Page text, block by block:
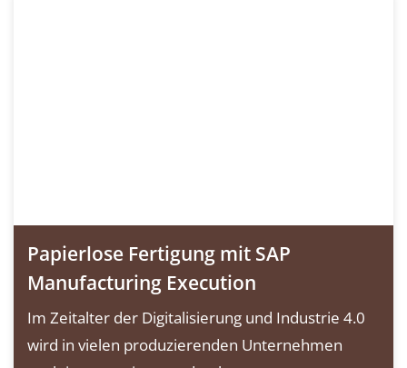
Papierlose Fertigung mit SAP
Manufacturing Execution
Im Zeitalter der Digitalisierung und Industrie 4.0
wird in vielen produzierenden Unternehmen